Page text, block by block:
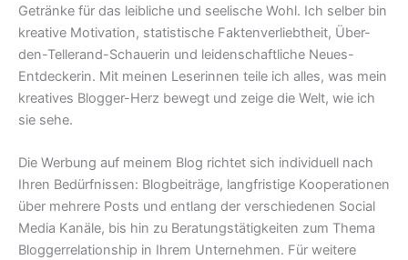
Getränke für das leibliche und seelische Wohl. Ich selber bin
kreative Motivation, statistische Faktenverliebtheit, Über-
den-Tellerand-Schauerin und leidenschaftliche Neues-
Entdeckerin. Mit meinen Leserinnen teile ich alles, was mein
kreatives Blogger-Herz bewegt und zeige die Welt, wie ich
sie sehe.
Die Werbung auf meinem Blog richtet sich individuell nach
Ihren Bedürfnissen: Blogbeiträge, langfristige Kooperationen
über mehrere Posts und entlang der verschiedenen Social
Media Kanäle, bis hin zu Beratungstätigkeiten zum Thema
Bloggerrelationship in Ihrem Unternehmen. Für weitere